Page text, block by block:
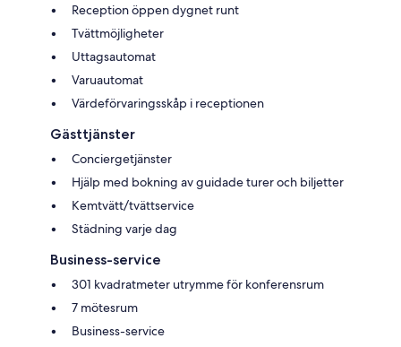
Reception öppen dygnet runt
Tvättmöjligheter
Uttagsautomat
Varuautomat
Värdeförvaringsskåp i receptionen
Gästtjänster
Conciergetjänster
Hjälp med bokning av guidade turer och biljetter
Kemtvätt/tvättservice
Städning varje dag
Business-service
301 kvadratmeter utrymme för konferensrum
7 mötesrum
Business-service